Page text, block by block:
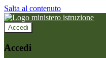
Salta al contenuto
Accedi
Accedi